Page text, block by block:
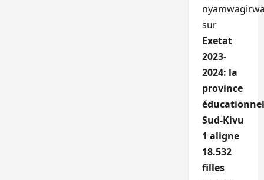
sur
Exetat
2023-
2024: la
province
Sud-Kivu
1 aligne
18.532
filles